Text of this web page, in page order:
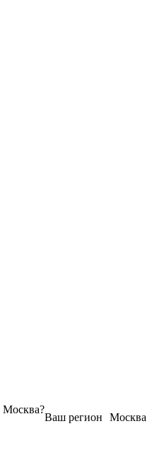
Москва
Ваш регион
Москва?